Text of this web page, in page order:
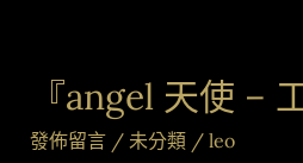
『angel 天使 –
發佈留言 / 未分類/ leo
『angel
使